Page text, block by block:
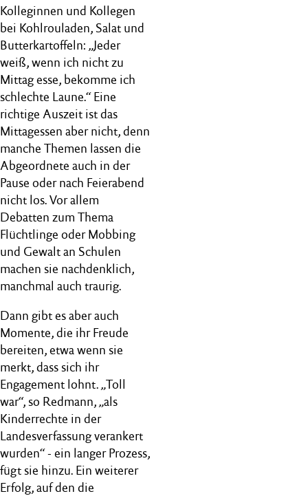
Kolleginnen und Kollegen
bei Kohlrouladen, Salat und
Butterkartoffeln: „Jeder
weiß, wenn ich nicht zu
Mittag esse, bekomme ich
schlechte Laune.“ Eine
richtige Auszeit ist das
Mittagessen aber nicht, denn
manche Themen lassen die
Abgeordnete auch in der
Pause oder nach Feierabend
nicht los. Vor allem
Debatten zum Thema
Flüchtlinge oder Mobbing
und Gewalt an Schulen
machen sie nachdenklich,
manchmal auch traurig.
Dann gibt es aber auch
Momente, die ihr Freude
bereiten, etwa wenn sie
merkt, dass sich ihr
Engagement lohnt. „Toll
war“, so Redmann, „als
Kinderrechte in der
Landesverfassung verankert
wurden“ ‒ ein langer Prozess,
fügt sie hinzu. Ein weiterer
Erfolg, auf den die